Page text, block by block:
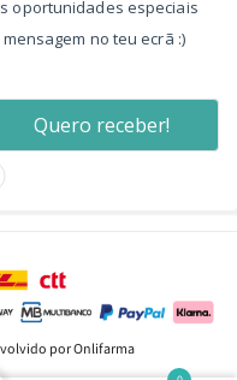
por Onlifarma